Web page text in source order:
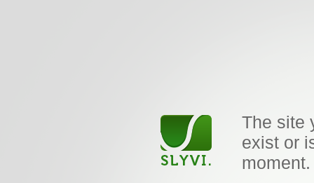
The site
exist or
moment.